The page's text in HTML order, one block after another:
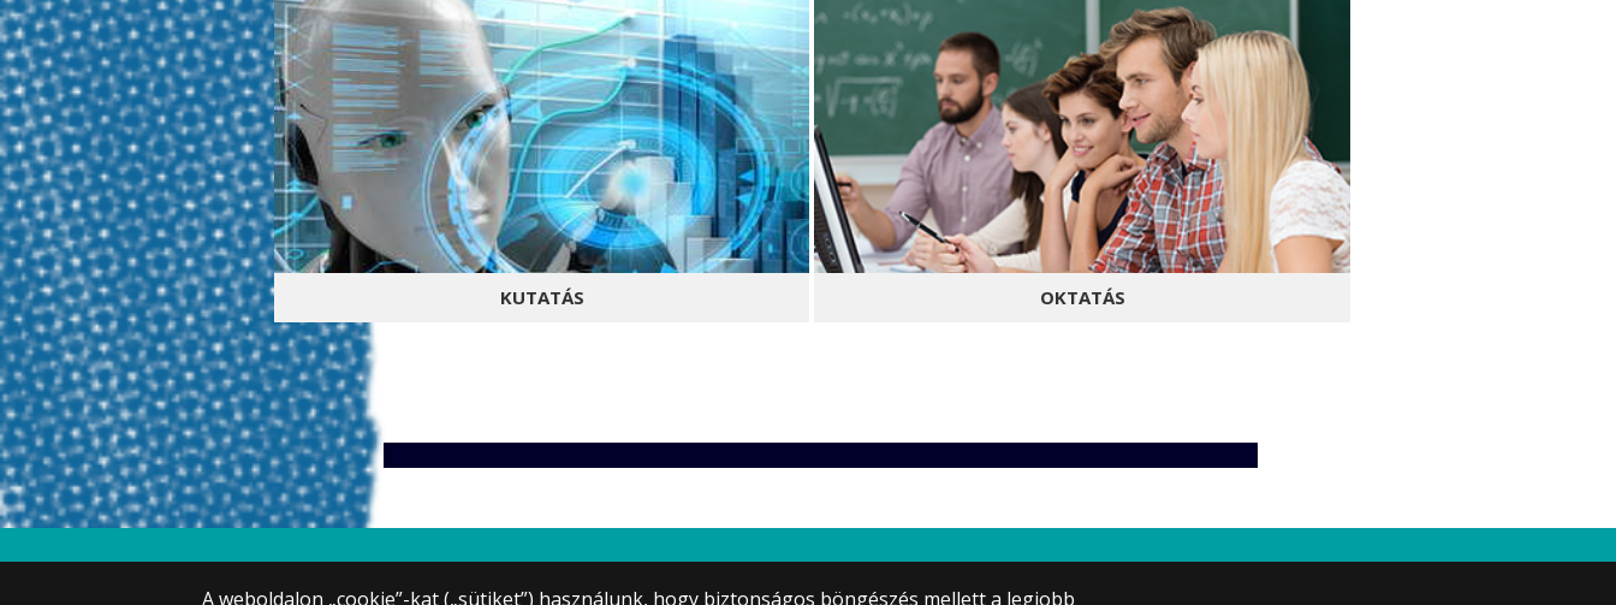
KUTATÁS
Célunk a megbízható, etikus, emberközpontú
mesterséges intelligencia. Ennek elméleti alapjain és
gyakorlati megvalósításán dolgozunk.
OKTATÁS
A weboldalon „cookie”-kat („sütiket”) használunk, hogy biztonságos böngészés mellett a legjobb
© 2025 Eötvös Loránd Tudományegyetem
Minden jog fenntartva.